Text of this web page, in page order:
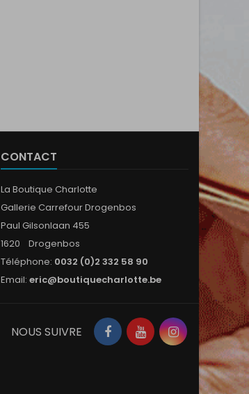
CONTACT
La Boutique Charlotte
Gallerie Carrefour Drogenbos
Paul Gilsonlaan 455
1620 Drogenbos
Téléphone: 0032 (0)2 332 58 90
Email: eric@boutiquecharlotte.be
FacebookYouTubeInstagram
NOUS SUIVRE